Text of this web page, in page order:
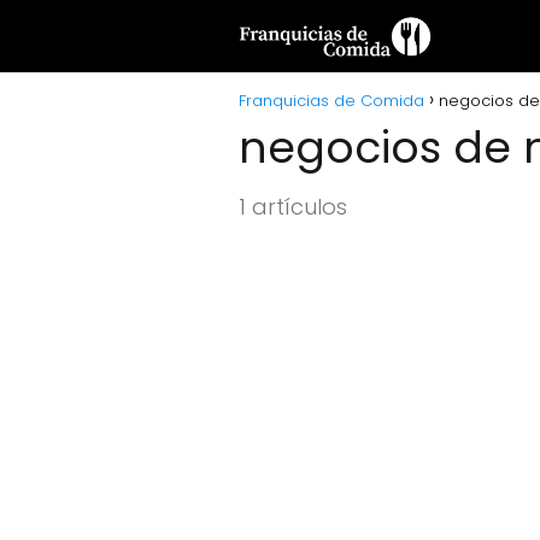
Franquicias de Comida negocios
negocios de
1 artículos